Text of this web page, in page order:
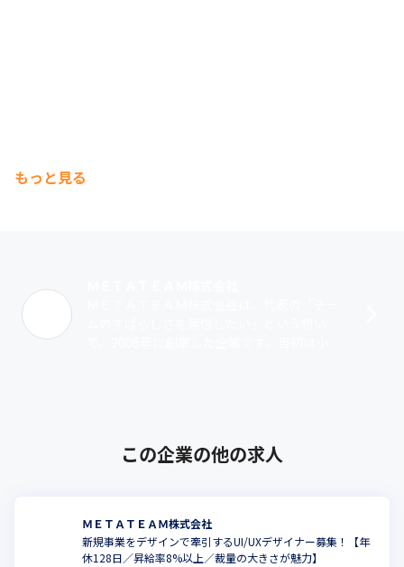
もっと見る
この企業の他の求人
ＭＥＴＡＴＥＡＭ株式会社
新規事業をデザインで牽引するUI/UXデザイナー募集！【年
休128日／昇給率8%以上／裁量の大きさが魅力】